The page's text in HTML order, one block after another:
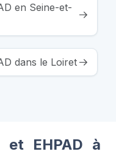
en Seine-et-
dans le Loiret
EHPAD à